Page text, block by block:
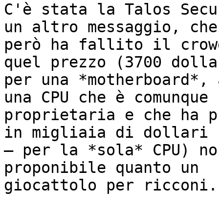
C'è stata la Talos
un altro messaggio, che
però ha fallito il
quel prezzo (3700
per una
una CPU che è comunque
proprietaria e che ha
in migliaia di dollari
— per la *sola* CPU)
proponibile quanto un
giocattolo per ricconi.